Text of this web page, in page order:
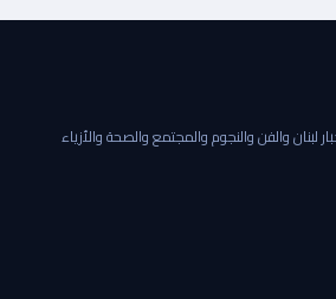
والفن والنجوم والمجتمع والصحة والأزياء